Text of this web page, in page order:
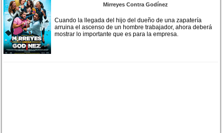
Mirreyes Contra Godínez
Cuando la llegada del hijo del dueño de una zapatería
arruina el ascenso de un hombre trabajador, ahora deberá
mostrar lo importante que es para la empresa.